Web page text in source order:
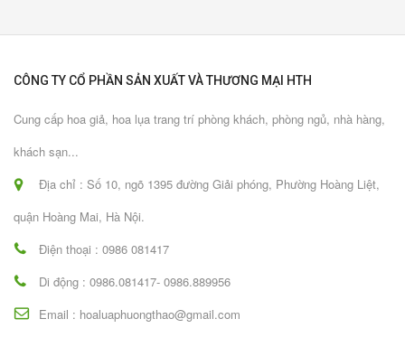
CÔNG TY CỔ PHẦN SẢN XUẤT VÀ THƯƠNG MẠI HTH
Cung cấp hoa giả, hoa lụa trang trí phòng khách, phòng ngủ, nhà hàng,
khách sạn...
Địa chỉ : Số 10, ngõ 1395 đường Giải phóng, Phường Hoàng Liệt,
quận Hoàng Mai, Hà Nội.
Điện thoại : 0986 081417
Di động : 0986.081417- 0986.889956
Email : hoaluaphuongthao@gmail.com